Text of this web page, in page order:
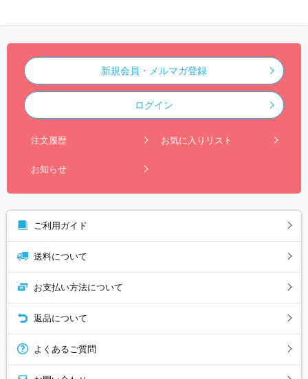
新規会員・メルマガ登録
ログイン
注文履歴 お気に入りリスト
お知らせ
ご利用ガイド
送料について
お支払い方法について
返品について
よくあるご質問